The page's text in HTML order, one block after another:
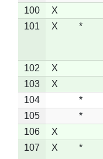
100
X
101
X *
102 X
103
X
104
*
105
*
106
X
107
X *